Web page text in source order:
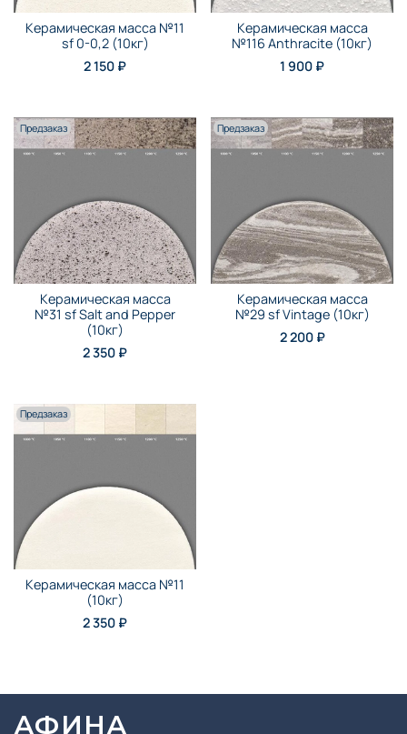
Керамическая масса №11
sf 0-0,2 (10кг)
2 150 ₽
Керамическая масса
№116 Anthraсite (10кг)
1 900 ₽
Предзаказ
Керамическая масса
№31 sf Salt and Pepper
(10кг)
2 350 ₽
Предзаказ
Керамическая масса
№29 sf Vintage (10кг)
2 200 ₽
Предзаказ
Керамическая масса №11
(10кг)
2 350 ₽
АФИНА